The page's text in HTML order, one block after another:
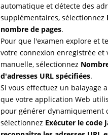
automatique et détecte des
supplémentaires, sélectionnez
nombre de pages.
Pour que l'examen explore et
votre connexion enregistrée et
manuelle, sélectionnez
d'adresses URL spécifiées.
Si vous effectuez un balayage
que votre application Web
pour générer dynamiquement
sélectionnez Exécuter le code